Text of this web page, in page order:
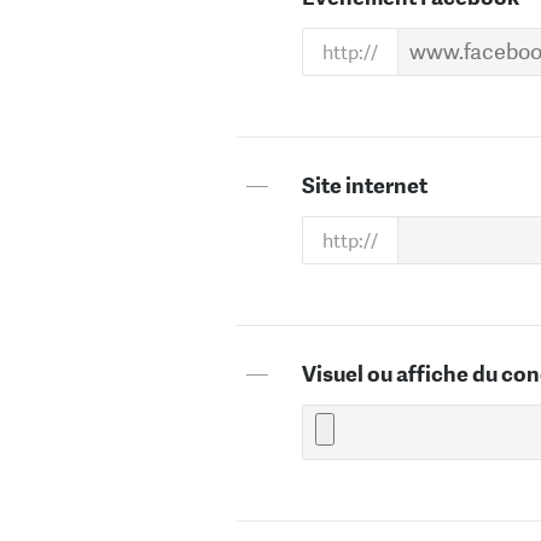
— Site internet
— Visuel ou affiche du